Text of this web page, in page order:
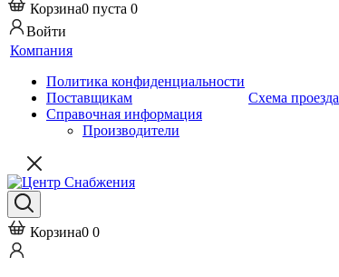
Корзина0 пуста 0
Войти
Компания
Политика конфиденциальности
Поставщикам
Справочная информация
Производители
Схема проезда
Корзина0 0